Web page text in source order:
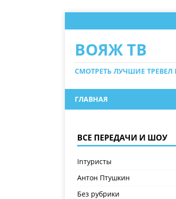
ВОЯЖ ТВ
СМОТРЕТЬ ЛУЧШИЕ
ГЛАВНАЯ
ВСЕ ПЕРЕДАЧИ И ШОУ
Inтуристы
Антон Птушкин
Без рубрики